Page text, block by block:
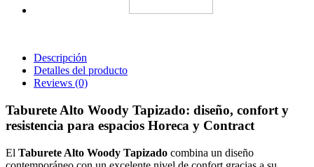
Descripción
Detalles del producto
Reviews (0)
Taburete Alto Woody Tapizado: diseño, confort y
resistencia para espacios Horeca y Contract
El Taburete Alto Woody Tapizado combina un diseño